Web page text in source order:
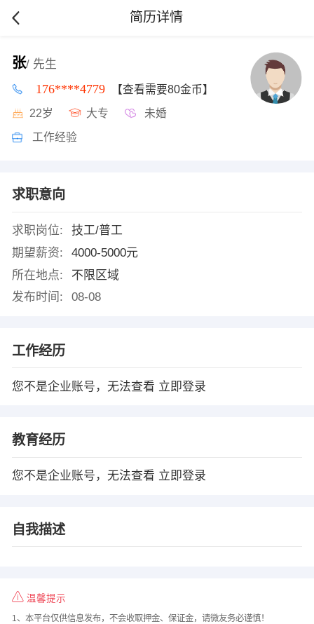
简历详情
张/ 先生
176****4779 【查看需要80金币】
22岁 大专 未婚
工作经验
求职意向
求职岗位:
技工/普工
期望薪资:
4000-5000元
所在地点:
不限区域
发布时间:
08-08
工作经历
您不是企业账号，无法查看 立即登录
教育经历
您不是企业账号，无法查看 立即登录
自我描述
温馨提示
1、本平台仅供信息发布，不会收取押金、保证金，请微友务必谨慎！